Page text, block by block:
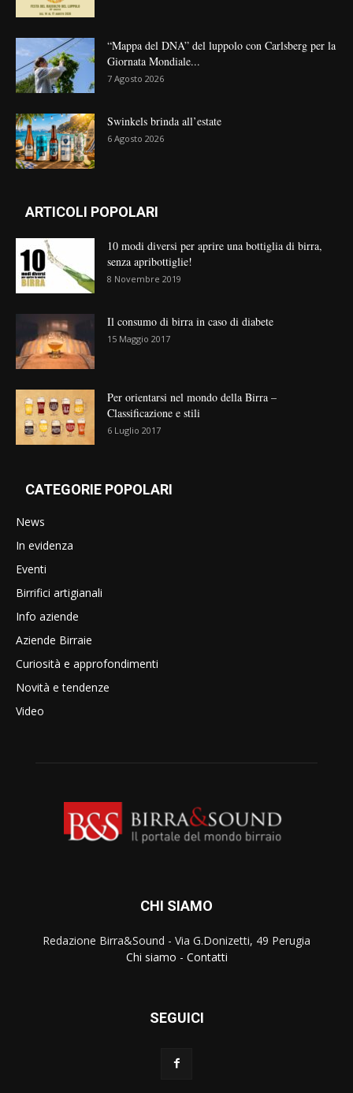
“Mappa del DNA” del luppolo con Carlsberg per la
Giornata Mondiale...
7 Agosto 2026
Swinkels brinda all’estate
6 Agosto 2026
ARTICOLI POPOLARI
10 modi diversi per aprire una bottiglia di birra,
senza apribottiglie!
8 Novembre 2019
Il consumo di birra in caso di diabete
15 Maggio 2017
Per orientarsi nel mondo della Birra –
Classificazione e stili
6 Luglio 2017
CATEGORIE POPOLARI
News
In evidenza
Eventi
Birrifici artigianali
Info aziende
Aziende Birraie
Curiosità e approfondimenti
Novità e tendenze
Video
CHI SIAMO
Redazione Birra&Sound - Via G.Donizetti, 49 Perugia
Chi siamo - Contatti
SEGUICI